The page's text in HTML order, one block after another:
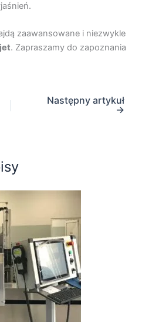
zaawansowane i niezwykle
. Zapraszamy do zapoznania
Następny artykuł
→